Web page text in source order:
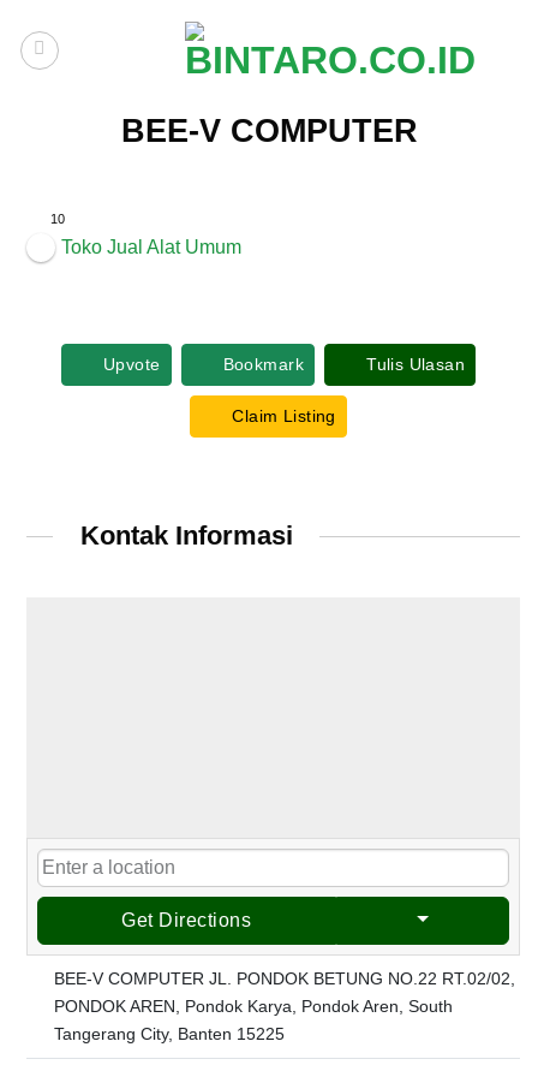
content
BEE-V COMPUTER
10
Toko Jual Alat Umum
Upvote Bookmark Tulis Ulasan
Claim Listing
Kontak Informasi
Get Directions
BEE-V COMPUTER JL. PONDOK BETUNG NO.22 RT.02/02,
PONDOK AREN, Pondok Karya, Pondok Aren, South
Tangerang City, Banten 15225